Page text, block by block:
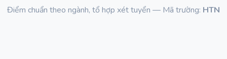
Điểm chuẩn theo ngành, tổ hợp xét tuyển — Mã trường: HTN